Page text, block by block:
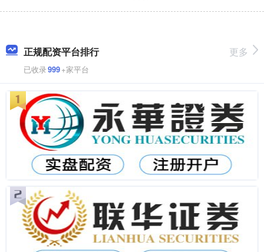
正规配资平台排行
已收录999+家平台
更多